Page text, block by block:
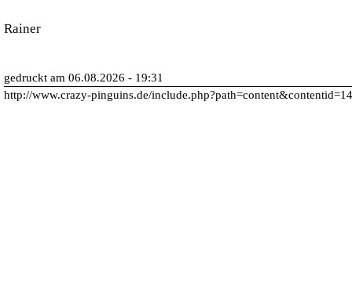
Rainer
gedruckt am 06.08.2026 - 19:31
http://www.crazy-pinguins.de/